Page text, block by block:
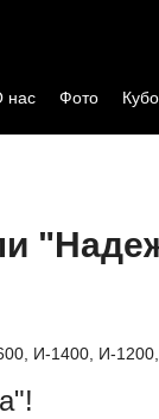
нас Фото
И-1400, И-